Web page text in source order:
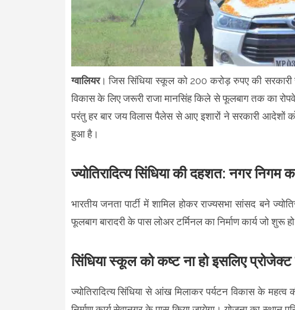
ग्वालियर। जिस सिंधिया स्कूल को 200 करोड़ रुपए की सरकारी
विकास के लिए जरूरी राजा मानसिंह किले से फूलबाग तक का
परंतु हर बार जय विलास पैलेस से आए इशारों ने सरकारी आदेशों
हुआ है।
ज्योतिरादित्य सिंधिया की दहशत: नगर निगम
भारतीय जनता पार्टी में शामिल होकर राज्यसभा सांसद बने
फूलबाग बारादरी के पास लोअर टर्मिनल का निर्माण कार्य जो
सिंधिया स्कूल को कष्ट ना हो इसलिए
ज्योतिरादित्य सिंधिया से आंख मिलाकर पर्यटन विकास के